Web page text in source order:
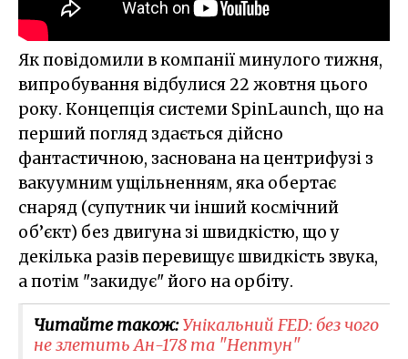
Як повідомили в компанії минулого тижня,
випробування відбулися 22 жовтня цього
року. Концепція системи SpinLaunch, що на
перший погляд здається дійсно
фантастичною, заснована на центрифузі з
вакуумним ущільненням, яка обертає
снаряд (супутник чи інший космічний
об’єкт) без двигуна зі швидкістю, що у
декілька разів перевищує швидкість звука,
а потім "закидує" його на орбіту.
Читайте також:Унікальний FED: без чого
не злетить Ан-178 та "Нептун"